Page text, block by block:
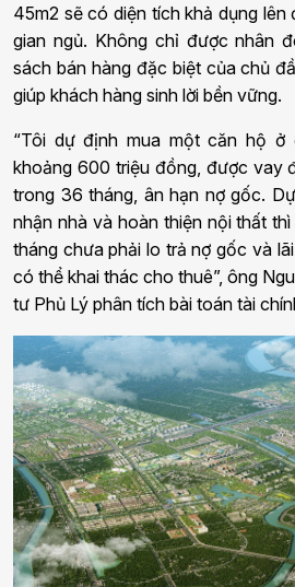
45m2 sẽ có diện tích khả dụng
gian ngủ. Không chỉ được nhân
sách bán hàng đặc biệt của chủ
giúp khách hàng sinh lời bền vững.
“Tôi dự định mua một căn hộ
khoảng 600 triệu đồng, được vay
trong 36 tháng, ân hạn nợ gốc.
nhận nhà và hoàn thiện nội thất
tháng chưa phải lo trả nợ gốc và
có thể khai thác cho thuê”, ông
tư Phủ Lý phân tích bài toán tài